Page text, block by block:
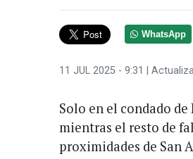
WhatsApp
11 JUL 2025 - 9:31 |
Solo en el condado
mientras el resto de
proximidades de San